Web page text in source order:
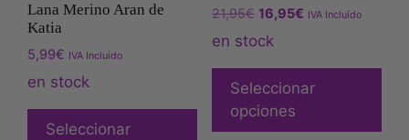
Lana Merino Aran de
Katia
5,99€ IVA Incluído
en stock
Seleccionar
21,95€ 16,95€ IVA Incluído
en stock
Seleccionar
opciones